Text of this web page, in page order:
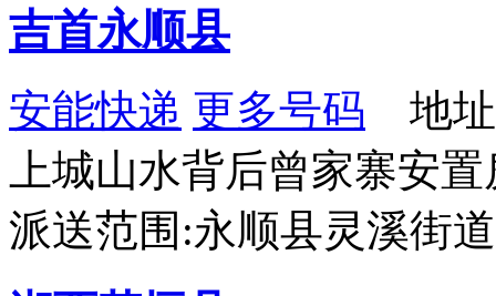
吉首永顺县
安能快递 更多号码 地址
上城山水背后曾家寨安
派送范围:永顺县灵溪街